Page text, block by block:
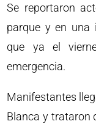
Se reportaron
parque y en una
que ya el
emergencia.
Manifestantes
Blanca y trataron